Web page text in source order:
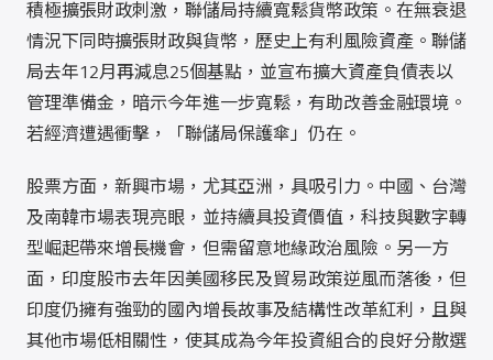
積極擴張財政刺激，聯儲局持續寬鬆貨幣政策。在無衰退
情況下同時擴張財政與貨幣，歷史上有利風險資產。聯儲
局去年12月再減息25個基點，並宣布擴大資產負債表以
管理準備金，暗示今年進一步寬鬆，有助改善金融環境。
若經濟遭遇衝擊，「聯儲局保護傘」仍在。
股票方面，新興市場，尤其亞洲，具吸引力。中國、台灣
及南韓市場表現亮眼，並持續具投資價值，科技與數字轉
型崛起帶來增長機會，但需留意地緣政治風險。另一方
面，印度股市去年因美國移民及貿易政策逆風而落後，但
印度仍擁有強勁的國內增長故事及結構性改革紅利，且與
其他市場低相關性，使其成為今年投資組合的良好分散選